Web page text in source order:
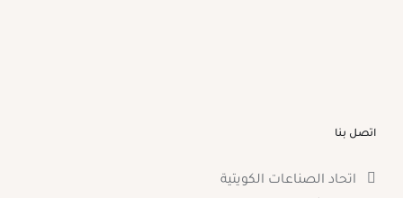
اتصل بنا
اتحاد الصناعات الكويتية